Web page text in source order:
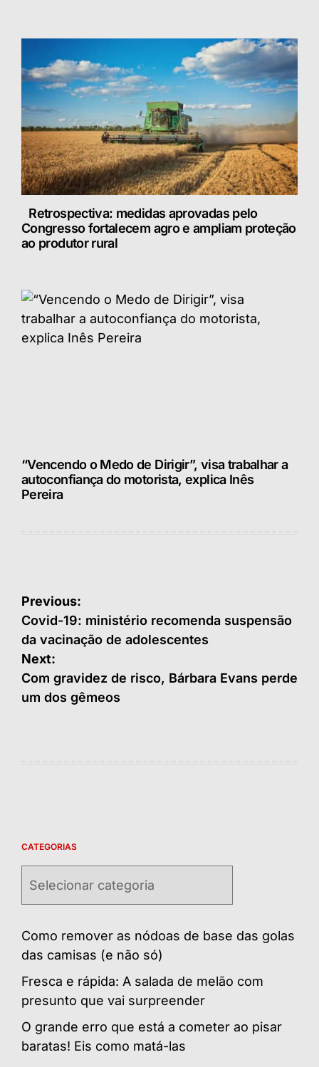
Retrospectiva: medidas aprovadas pelo
Congresso fortalecem agro e ampliam proteção
ao produtor rural
“Vencendo o Medo de Dirigir”, visa trabalhar a
autoconfiança do motorista, explica Inês
Pereira
Navegação
de
Post
Previous:
Covid-19: ministério recomenda suspensão
da vacinação de adolescentes
Next:
Com gravidez de risco, Bárbara Evans perde
um dos gêmeos
CATEGORIAS
Como remover as nódoas de base das golas
das camisas (e não só)
Fresca e rápida: A salada de melão com
presunto que vai surpreender
O grande erro que está a cometer ao pisar
baratas! Eis como matá-las